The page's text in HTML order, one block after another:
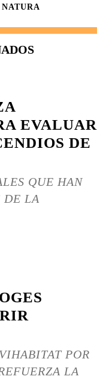
EVALUAR
DE
QUE HAN
DE LA
POR
LA